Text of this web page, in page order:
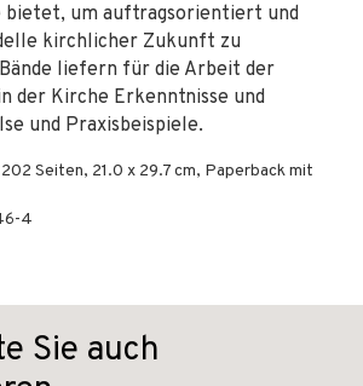
um auftragsorientiert und
kirchlicher Zukunft zu
liefern für die Arbeit der
der Kirche Erkenntnisse und
und Praxisbeispiele.
Seiten, 21.0 x 29.7 cm, Paperback mit
4
Sie auch